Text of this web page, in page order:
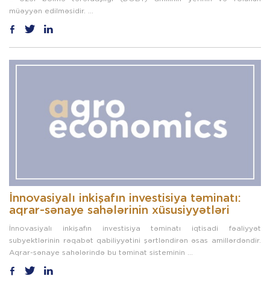
müəyyən edilməsidir. ...
İnnovasiyalı inkişafın investisiya təminatı:
aqrar-sənaye sahələrinin xüsusiyyətləri
İnnovasiyalı inkişafın investisiya təminatı iqtisadi fəaliyyət
subyektlərinin rəqabət qabiliyyətini şərtləndirən əsas amillərdəndir.
Aqrar-sənaye sahələrində bu təminat sisteminin ...